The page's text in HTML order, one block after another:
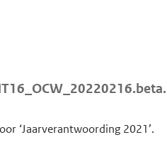
‘Jaarverantwoording 2021’.